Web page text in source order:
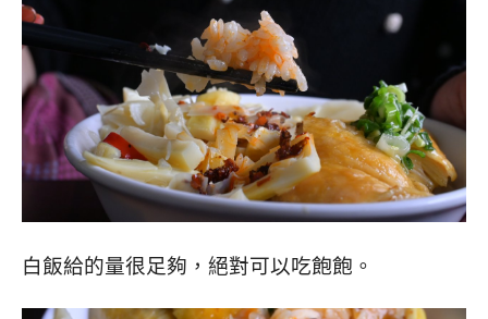
白飯給的量很足夠，絕對可以吃飽飽。